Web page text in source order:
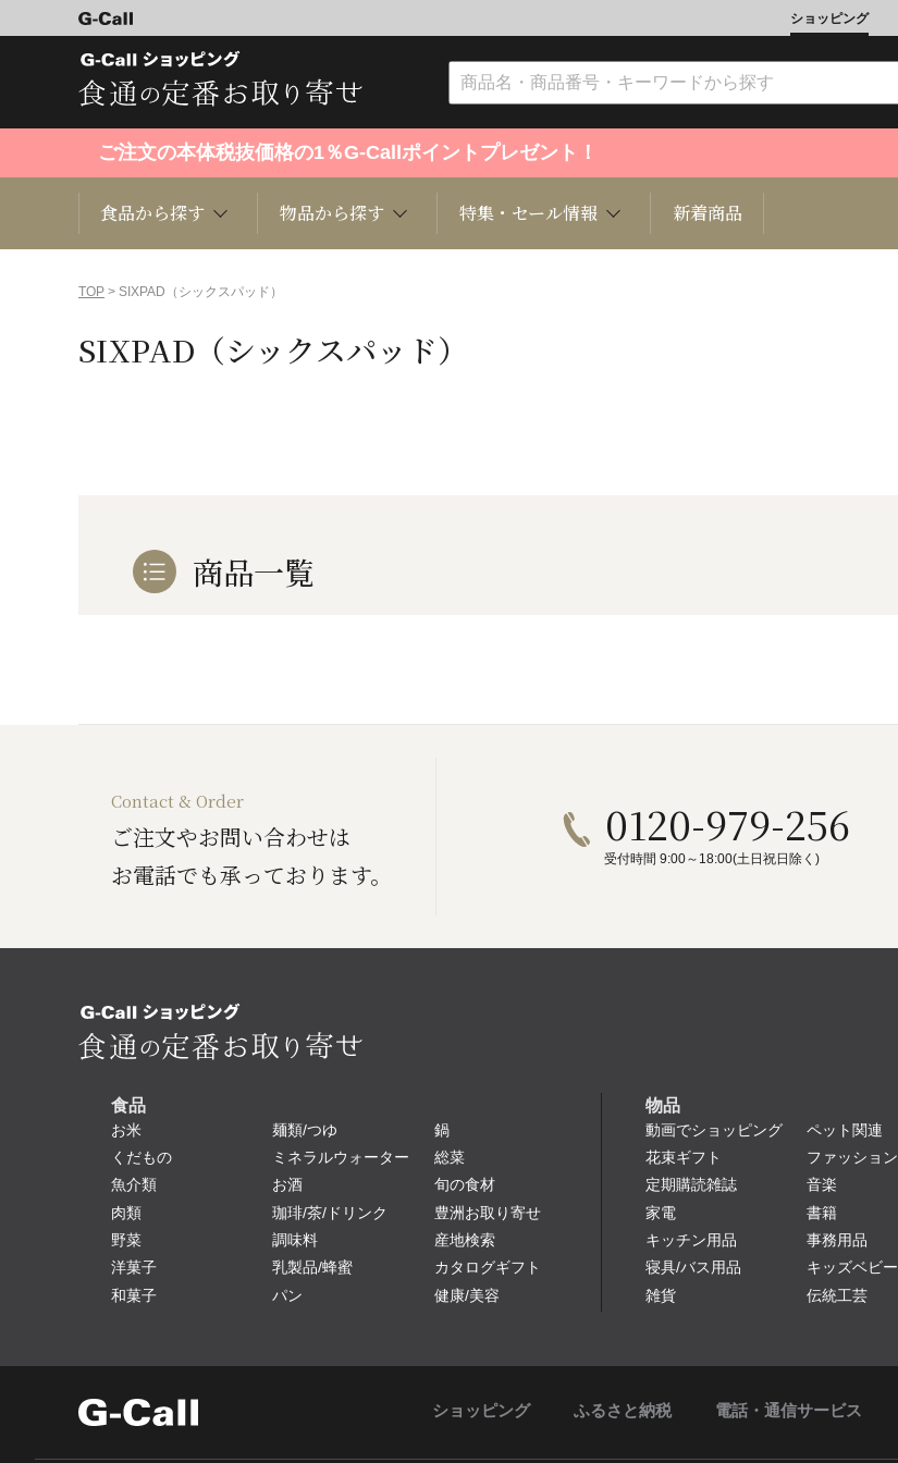
ショッピング
ご注文の本体税抜価格の1％G-Callポイントプレゼント！
食品から探す
くだもの お米
鍋
物品から探す
趣味・雑貨 芸能・文化
健康/美容
特集・セール情報 新着商品
TOP > SIXPAD（シックスパッド）
SIXPAD（シックスパッド）
商品一覧
Contact & Order
ご注文やお問い合わせは
お電話でも承っております。
0120-979-256
受付時間 9:00～18:00(土日祝日除く)
食品
お米
くだもの
魚介類
肉類
野菜
洋菓子
和菓子
麺類/つゆ
ミネラルウォーター
お酒
珈琲/茶/ドリンク
調味料
乳製品/蜂蜜
パン
鍋
総菜
旬の食材
豊洲お取り寄せ
産地検索
カタログギフト
健康/美容
物品
動画でショッピング
花束ギフト
定期購読雑誌
家電
キッチン用品
寝具/バス用品
雑貨
ペット関連
ファッション
音楽
書籍
事務用品
キッズベビー
伝統工芸
ショッピング ふるさと納税 電話・通信サービス